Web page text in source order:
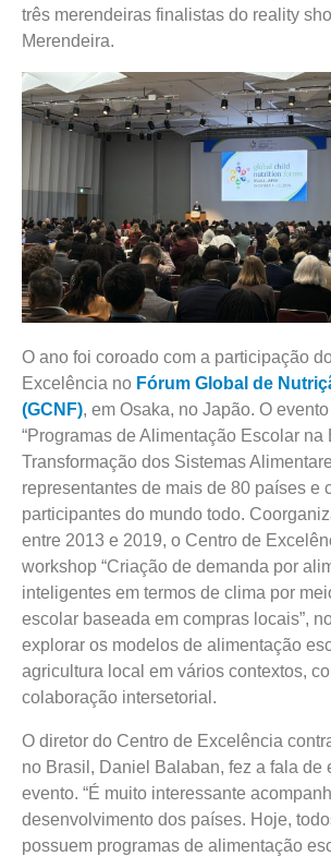
três merendeiras finalistas do reality
Merendeira.
O ano foi coroado com a participação
Excelência no Fórum Global de
(GCNF), em Osaka, no Japão. O
“Programas de Alimentação Escolar na
Transformação dos Sistemas
representantes de mais de 80 países e
participantes do mundo todo.
entre 2013 e 2019, o Centro de
workshop “Criação de demanda por
inteligentes em termos de clima por
escolar baseada em compras locais”,
explorar os modelos de alimentação
agricultura local em vários contextos,
colaboração intersetorial.
O diretor do Centro de Excelência
no Brasil, Daniel Balaban, fez a fala de
evento. “É muito interessante
desenvolvimento dos países. Hoje,
possuem programas de alimentação